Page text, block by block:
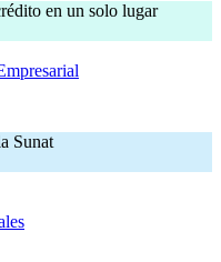
en un solo lugar
Sunat